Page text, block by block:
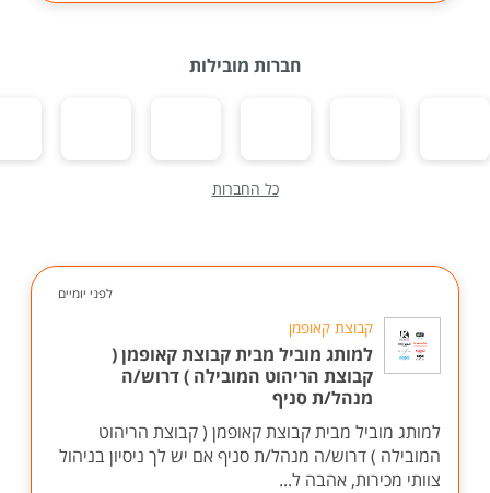
חברות מובילות
כל החברות
לפני יומיים
קבוצת קאופמן
למותג מוביל מבית קבוצת קאופמן (
קבוצת הריהוט המובילה ) דרוש/ה
מנהל/ת סניף
למותג מוביל מבית קבוצת קאופמן ( קבוצת הריהוט
המובילה ) דרוש/ה מנהל/ת סניף אם יש לך ניסיון בניהול
צוותי מכירות, אהבה ל...